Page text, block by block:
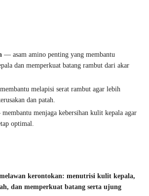
— asam amino penting yang membantu
dan memperkuat batang rambut dari akar
melapisi serat rambut agar lebih
dan patah.
menjaga kebersihan kulit kepala agar
optimal.
kerontokan: menutrisi kulit kepala,
dan memperkuat batang serta ujung